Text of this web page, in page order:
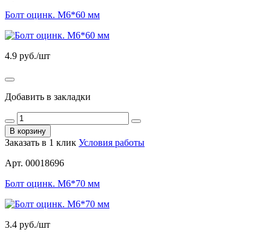
Болт оцинк. М6*60 мм
4.9 руб./шт
Добавить в закладки
В корзину
Заказать в 1 клик Условия работы
Арт. 00018696
Болт оцинк. М6*70 мм
3.4 руб./шт